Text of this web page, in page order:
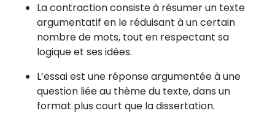
La contraction consiste à résumer un texte
argumentatif en le réduisant à un certain
nombre de mots, tout en respectant sa
logique et ses idées.
L’essai est une réponse argumentée à une
question liée au thème du texte, dans un
format plus court que la dissertation.